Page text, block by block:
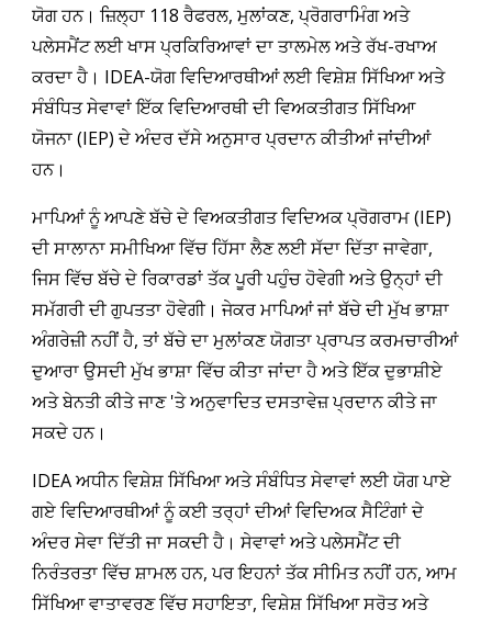
ਯੋਗ ਹਨ। ਜ਼ਿਲ੍ਹਾ 118 ਰੈਫਰਲ, ਮੁਲਾਂਕਣ, ਪ੍ਰੋਗਰਾਮਿੰਗ ਅਤੇ
ਪਲੇਸਮੈਂਟ ਲਈ ਖਾਸ ਪ੍ਰਕਿਰਿਆਵਾਂ ਦਾ ਤਾਲਮੇਲ ਅਤੇ ਰੱਖ-ਰਖਾਅ
ਕਰਦਾ ਹੈ। IDEA-ਯੋਗ ਵਿਦਿਆਰਥੀਆਂ ਲਈ ਵਿਸ਼ੇਸ਼ ਸਿੱਖਿਆ ਅਤੇ
ਸੰਬੰਧਿਤ ਸੇਵਾਵਾਂ ਇੱਕ ਵਿਦਿਆਰਥੀ ਦੀ ਵਿਅਕਤੀਗਤ ਸਿੱਖਿਆ
ਯੋਜਨਾ (IEP) ਦੇ ਅੰਦਰ ਦੱਸੇ ਅਨੁਸਾਰ ਪ੍ਰਦਾਨ ਕੀਤੀਆਂ ਜਾਂਦੀਆਂ
ਹਨ।
ਮਾਪਿਆਂ ਨੂੰ ਆਪਣੇ ਬੱਚੇ ਦੇ ਵਿਅਕਤੀਗਤ ਵਿਦਿਅਕ ਪ੍ਰੋਗਰਾਮ (IEP)
ਦੀ ਸਾਲਾਨਾ ਸਮੀਖਿਆ ਵਿੱਚ ਹਿੱਸਾ ਲੈਣ ਲਈ ਸੱਦਾ ਦਿੱਤਾ ਜਾਵੇਗਾ,
ਜਿਸ ਵਿੱਚ ਬੱਚੇ ਦੇ ਰਿਕਾਰਡਾਂ ਤੱਕ ਪੂਰੀ ਪਹੁੰਚ ਹੋਵੇਗੀ ਅਤੇ ਉਨ੍ਹਾਂ ਦੀ
ਸਮੱਗਰੀ ਦੀ ਗੁਪਤਤਾ ਹੋਵੇਗੀ। ਜੇਕਰ ਮਾਪਿਆਂ ਜਾਂ ਬੱਚੇ ਦੀ ਮੁੱਖ ਭਾਸ਼ਾ
ਅੰਗਰੇਜ਼ੀ ਨਹੀਂ ਹੈ, ਤਾਂ ਬੱਚੇ ਦਾ ਮੁਲਾਂਕਣ ਯੋਗਤਾ ਪ੍ਰਾਪਤ ਕਰਮਚਾਰੀਆਂ
ਦੁਆਰਾ ਉਸਦੀ ਮੁੱਖ ਭਾਸ਼ਾ ਵਿੱਚ ਕੀਤਾ ਜਾਂਦਾ ਹੈ ਅਤੇ ਇੱਕ ਦੁਭਾਸ਼ੀਏ
ਅਤੇ ਬੇਨਤੀ ਕੀਤੇ ਜਾਣ 'ਤੇ ਅਨੁਵਾਦਿਤ ਦਸਤਾਵੇਜ਼ ਪ੍ਰਦਾਨ ਕੀਤੇ ਜਾ
ਸਕਦੇ ਹਨ।
IDEA ਅਧੀਨ ਵਿਸ਼ੇਸ਼ ਸਿੱਖਿਆ ਅਤੇ ਸੰਬੰਧਿਤ ਸੇਵਾਵਾਂ ਲਈ ਯੋਗ ਪਾਏ
ਗਏ ਵਿਦਿਆਰਥੀਆਂ ਨੂੰ ਕਈ ਤਰ੍ਹਾਂ ਦੀਆਂ ਵਿਦਿਅਕ ਸੈਟਿੰਗਾਂ ਦੇ
ਅੰਦਰ ਸੇਵਾ ਦਿੱਤੀ ਜਾ ਸਕਦੀ ਹੈ। ਸੇਵਾਵਾਂ ਅਤੇ ਪਲੇਸਮੈਂਟ ਦੀ
ਨਿਰੰਤਰਤਾ ਵਿੱਚ ਸ਼ਾਮਲ ਹਨ, ਪਰ ਇਹਨਾਂ ਤੱਕ ਸੀਮਿਤ ਨਹੀਂ ਹਨ, ਆਮ
ਸਿੱਖਿਆ ਵਾਤਾਵਰਣ ਵਿੱਚ ਸਹਾਇਤਾ, ਵਿਸ਼ੇਸ਼ ਸਿੱਖਿਆ ਸਰੋਤ ਅਤੇ